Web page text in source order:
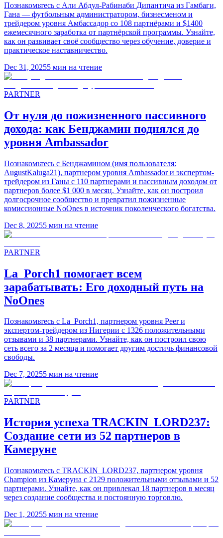
Познакомьтесь с Али Абдул-Рабинаби Дипантича из Гамбаги,
Гана — футбольным администратором, бизнесменом и
трейдером уровня Амбассадор со 108 партнёрами и $1400
ежемесячного заработка от партнёрской программы. Узнайте,
как он развивает своё сообщество через обучение, доверие и
практическое наставничество.
Dec 31, 20255 мин на чтение
PARTNER
От нуля до пожизненного пассивного
дохода: как Бенджамин поднялся до
уровня Ambassador
Познакомьтесь с Бенджамином (имя пользователя:
AugustKaluga21), партнером уровня Ambassador и экспертом-
трейдером из Ганы с 110 партнерами и пассивным доходом от
партнеров более $1 000 в месяц. Узнайте, как он построил
долгосрочное сообщество и превратил пожизненные
комиссионные NoOnes в источник поколенческого богатства.
Dec 8, 20255 мин на чтение
PARTNER
La_Porch1 помогает всем
зарабатывать: Его доходный путь на
NoOnes
Познакомьтесь с La_Porch1, партнером уровня Peer и
экспертом-трейдером из Нигерии с 1326 положительными
отзывами и 38 партнерами. Узнайте, как он построил свою
сеть всего за 2 месяца и помогает другим достичь финансовой
свободы.
Dec 7, 20255 мин на чтение
PARTNER
История успеха TRACKIN_LORD237:
Создание сети из 52 партнеров в
Камеруне
Познакомьтесь с TRACKIN_LORD237, партнером уровня
Champion из Камеруна с 2129 положительными отзывами и 52
партнерами. Узнайте, как он привлекал 18 партнеров в месяц
через создание сообщества и постоянную торговлю.
Dec 1, 20255 мин на чтение